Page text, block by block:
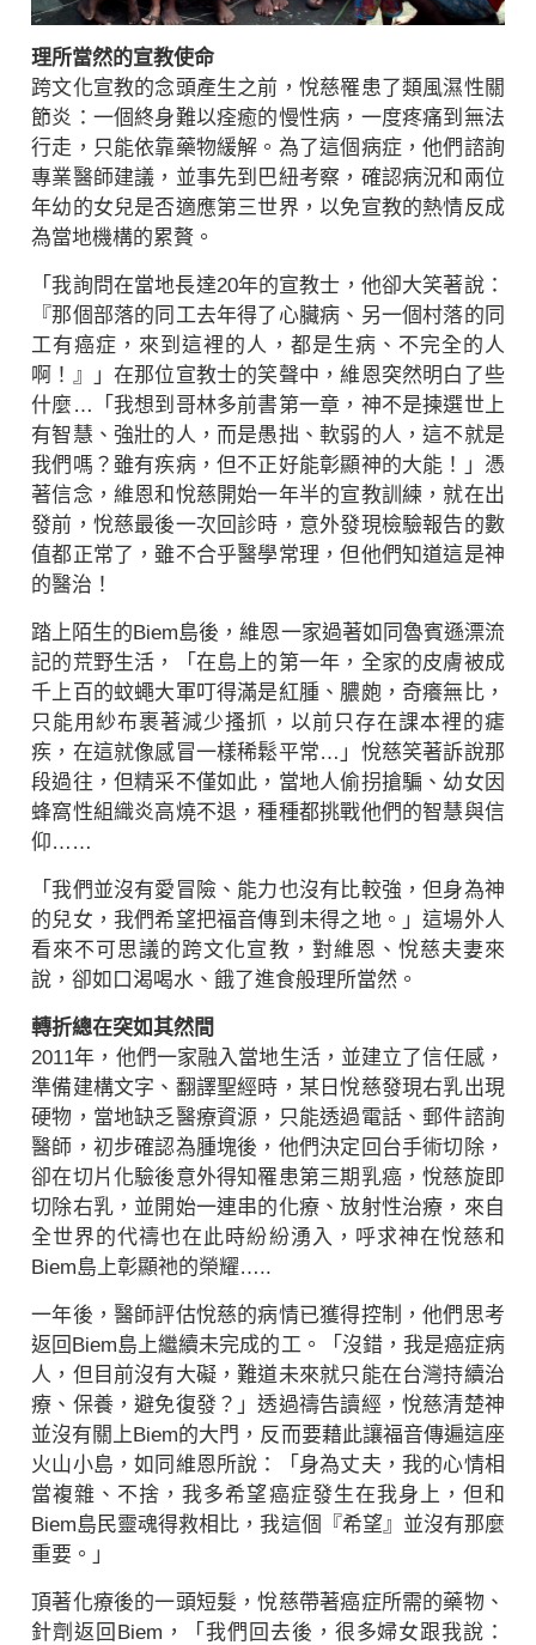
理所當然的宣教使命
跨文化宣教的念頭產生之前，悅慈罹患了類風濕性關
節炎：一個終身難以痊癒的慢性病，一度疼痛到無法
行走，只能依靠藥物緩解。為了這個病症，他們諮詢
專業醫師建議，並事先到巴紐考察，確認病況和兩位
年幼的女兒是否適應第三世界，以免宣教的熱情反成
為當地機構的累贅。
「我詢問在當地長達20年的宣教士，他卻大笑著說：
『那個部落的同工去年得了心臟病、另一個村落的同
工有癌症，來到這裡的人，都是生病、不完全的人
啊！』」在那位宣教士的笑聲中，維恩突然明白了些
什麼…「我想到哥林多前書第一章，神不是揀選世上
有智慧、強壯的人，而是愚拙、軟弱的人，這不就是
我們嗎？雖有疾病，但不正好能彰顯神的大能！」憑
著信念，維恩和悅慈開始一年半的宣教訓練，就在出
發前，悅慈最後一次回診時，意外發現檢驗報告的數
值都正常了，雖不合乎醫學常理，但他們知道這是神
的醫治！
踏上陌生的Biem島後，維恩一家過著如同魯賓遜漂流
記的荒野生活，「在島上的第一年，全家的皮膚被成
千上百的蚊蠅大軍叮得滿是紅腫、膿皰，奇癢無比，
只能用紗布裹著減少搔抓，以前只存在課本裡的瘧
疾，在這就像感冒一樣稀鬆平常…」悅慈笑著訴說那
段過往，但精采不僅如此，當地人偷拐搶騙、幼女因
蜂窩性組織炎高燒不退，種種都挑戰他們的智慧與信
仰……
「我們並沒有愛冒險、能力也沒有比較強，但身為神
的兒女，我們希望把福音傳到未得之地。」這場外人
看來不可思議的跨文化宣教，對維恩、悅慈夫妻來
說，卻如口渴喝水、餓了進食般理所當然。
轉折總在突如其然間
2011年，他們一家融入當地生活，並建立了信任感，
準備建構文字、翻譯聖經時，某日悅慈發現右乳出現
硬物，當地缺乏醫療資源，只能透過電話、郵件諮詢
醫師，初步確認為腫塊後，他們決定回台手術切除，
卻在切片化驗後意外得知罹患第三期乳癌，悅慈旋即
切除右乳，並開始一連串的化療、放射性治療，來自
全世界的代禱也在此時紛紛湧入，呼求神在悅慈和
Biem島上彰顯祂的榮耀…..
一年後，醫師評估悅慈的病情已獲得控制，他們思考
返回Biem島上繼續未完成的工。「沒錯，我是癌症病
人，但目前沒有大礙，難道未來就只能在台灣持續治
療、保養，避免復發？」透過禱告讀經，悅慈清楚神
並沒有關上Biem的大門，反而要藉此讓福音傳遍這座
火山小島，如同維恩所說：「身為丈夫，我的心情相
當複雜、不捨，我多希望癌症發生在我身上，但和
Biem島民靈魂得救相比，我這個『希望』並沒有那麼
重要。」
頂著化療後的一頭短髮，悅慈帶著癌症所需的藥物、
針劑返回Biem，「我們回去後，很多婦女跟我說：